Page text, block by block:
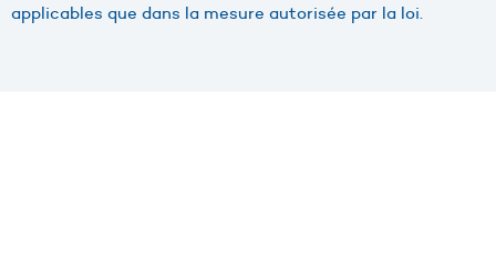
applicables que dans la mesure autorisée par la loi.